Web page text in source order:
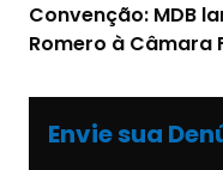
Convenção: MDB
Romero à Câmara
Envie sua